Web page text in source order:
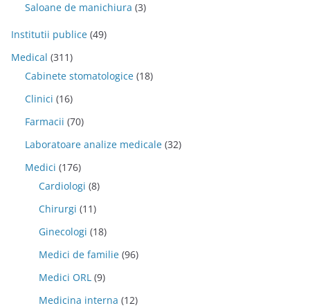
Saloane de manichiura (3)
Institutii publice (49)
Medical (311)
Cabinete stomatologice (18)
Clinici (16)
Farmacii (70)
Laboratoare analize medicale (32)
Medici (176)
Cardiologi (8)
Chirurgi (11)
Ginecologi (18)
Medici de familie (96)
Medici ORL (9)
Medicina interna (12)